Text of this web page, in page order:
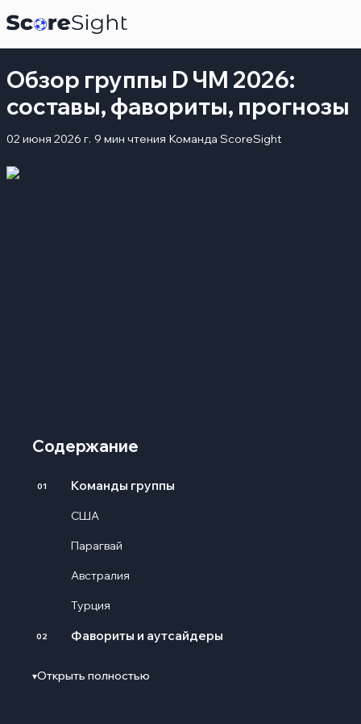
Обзор группы D ЧМ 2026:
составы, фавориты, прогнозы
02 июня 2026 г. 9 мин чтения Команда ScoreSight
Содержание
01 Команды группы
США
Парагвай
Австралия
Турция
02 Фавориты и аутсайдеры
▾Открыть полностью